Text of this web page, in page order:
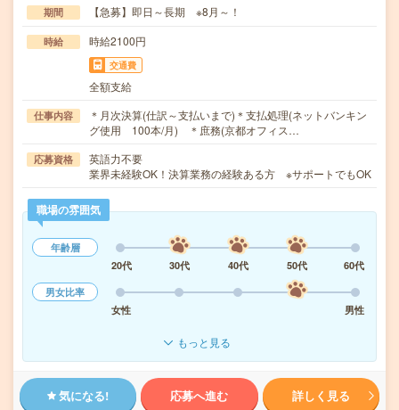
期間 【急募】即日～長期 ※8月～！
時給 時給2100円
交通費
全額支給
仕事内容
＊月次決算(仕訳～支払いまで)＊支払処理(ネットバンキン
グ使用 100本/月) ＊庶務(京都オフィス…
応募資格
英語力不要
業界未経験OK！決算業務の経験ある方 ※サポートでもOK
職場の雰囲気
年齢層
20代
30代 40代 50代
60代
男女比率
女性
男性
もっと見る
気になる! 応募へ進む 詳しく見る